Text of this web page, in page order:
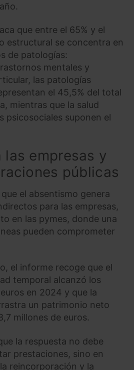
que entre el 65% y el
estructural se concentra en
de patologías:
mentales y
las patologías
el 45,5% del total
mientras que la salud
psicosociales suponen el
las empresas y
públicas
el absentismo genera
para las empresas,
en las pymes, donde una
pueden comprometer
el informe recoge que el
temporal alcanzó los
en 2024 y que la
un patrimonio neto
millones de euros.
la respuesta no debe
prestaciones, sino en
reincorporación y la